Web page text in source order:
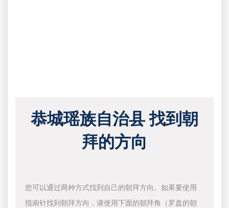
恭城瑶族自治县 找到朝
拜的方向
您可以通过两种方式找到自己的朝拜方向。如果要使用
指南针找到朝拜方向，请使用下面的朝拜角（罗盘的朝